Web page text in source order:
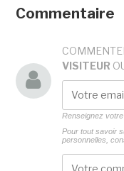
Commentaire
VISITEUR
Renseignez
Pour tout savoir
personnelles,